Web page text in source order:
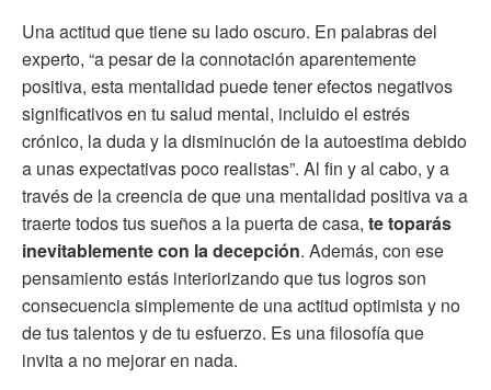
Una actitud que tiene su lado oscuro. En palabras del
experto, “a pesar de la connotación aparentemente
positiva, esta mentalidad puede tener efectos negativos
significativos en tu salud mental, incluido el estrés
crónico, la duda y la disminución de la autoestima debido
a unas expectativas poco realistas”. Al fin y al cabo, y a
través de la creencia de que una mentalidad positiva va a
traerte todos tus sueños a la puerta de casa, te toparás
inevitablemente con la decepción. Además, con ese
pensamiento estás interiorizando que tus logros son
consecuencia simplemente de una actitud optimista y no
de tus talentos y de tu esfuerzo. Es una filosofía que
invita a no mejorar en nada.